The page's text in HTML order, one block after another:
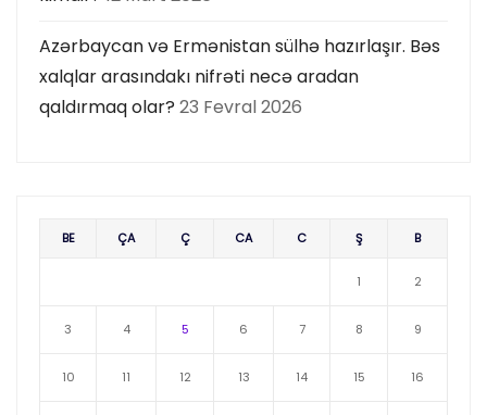
Azərbaycan və Ermənistan sülhə hazırlaşır. Bəs
xalqlar arasındakı nifrəti necə aradan
qaldırmaq olar? 23 Fevral 2026
BE ÇA Ç CA C Ş B
1 2
3 4 5 6 7 8 9
10 11 12 13 14 15 16